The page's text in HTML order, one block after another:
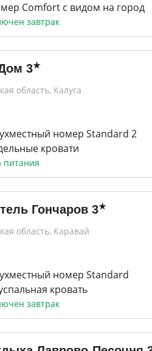
Comfort с видом на город
завтрак
3★
область, Калуга
номер Standard 2
кровати
питания
Гончаров 3★
область, Каравай
номер Standard
кровать
завтрак